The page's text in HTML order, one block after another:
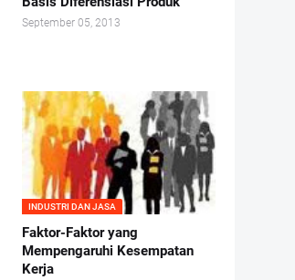
September 05, 2013
INDUSTRI DAN JASA
Faktor-Faktor yang
Mempengaruhi Kesempatan
Kerja